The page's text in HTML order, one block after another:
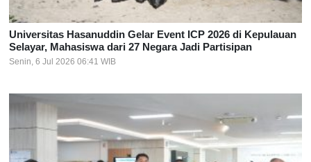
Universitas Hasanuddin Gelar Event ICP 2026 di Kepulauan
Selayar, Mahasiswa dari 27 Negara Jadi Partisipan
Senin, 6 Jul 2026 06:41 WIB